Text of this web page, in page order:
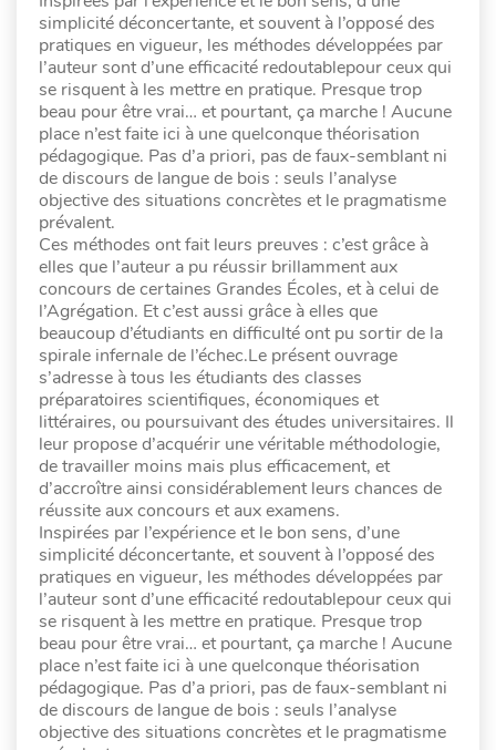
simplicité déconcertante, et souvent à l’opposé des
pratiques en vigueur, les méthodes développées par
l’auteur sont d’une efficacité redoutablepour ceux qui
se risquent à les mettre en pratique. Presque trop
beau pour être vrai… et pourtant, ça marche ! Aucune
place n’est faite ici à une quelconque théorisation
pédagogique. Pas d’a priori, pas de faux-semblant ni
de discours de langue de bois : seuls l’analyse
objective des situations concrètes et le pragmatisme
prévalent.
Ces méthodes ont fait leurs preuves : c’est grâce à
elles que l’auteur a pu réussir brillamment aux
concours de certaines Grandes Écoles, et à celui de
l’Agrégation. Et c’est aussi grâce à elles que
beaucoup d’étudiants en difficulté ont pu sortir de la
spirale infernale de l’échec.Le présent ouvrage
s’adresse à tous les étudiants des classes
préparatoires scientifiques, économiques et
littéraires, ou poursuivant des études universitaires. Il
leur propose d’acquérir une véritable méthodologie,
de travailler moins mais plus efficacement, et
d’accroître ainsi considérablement leurs chances de
réussite aux concours et aux examens.
Inspirées par l’expérience et le bon sens, d’une
simplicité déconcertante, et souvent à l’opposé des
pratiques en vigueur, les méthodes développées par
l’auteur sont d’une efficacité redoutablepour ceux qui
se risquent à les mettre en pratique. Presque trop
beau pour être vrai… et pourtant, ça marche ! Aucune
place n’est faite ici à une quelconque théorisation
pédagogique. Pas d’a priori, pas de faux-semblant ni
de discours de langue de bois : seuls l’analyse
objective des situations concrètes et le pragmatisme